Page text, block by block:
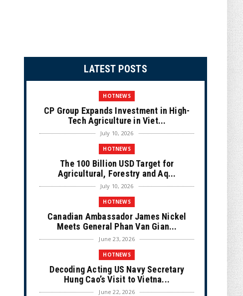
LATEST POSTS
HOTNEWS
CP Group Expands Investment in High-
Tech Agriculture in Viet...
July 10, 2026
HOTNEWS
The 100 Billion USD Target for
Agricultural, Forestry and Aq...
July 10, 2026
HOTNEWS
Canadian Ambassador James Nickel
Meets General Phan Van Gian...
June 23, 2026
HOTNEWS
Decoding Acting US Navy Secretary
Hung Cao’s Visit to Vietna...
June 22, 2026